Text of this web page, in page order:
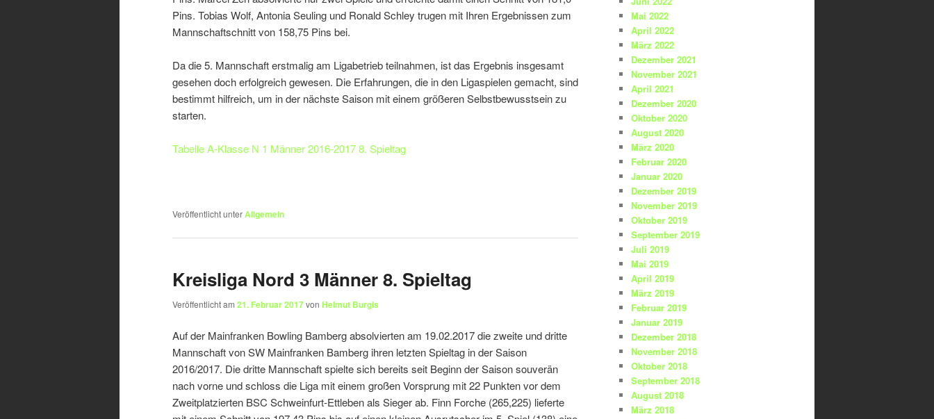
Pins. Tobias Wolf, Antonia Seuling und Ronald Schley trugen mit Ihren Ergebnissen zum
Mannschaftschnitt von 158,75 Pins bei.
Da die 5. Mannschaft erstmalig am Ligabetrieb teilnahmen, ist das Ergebnis insgesamt
gesehen doch erfolgreich gewesen. Die Erfahrungen, die in den Ligaspielen gemacht, sind
bestimmt hilfreich, um in der nächste Saison mit einem größeren Selbstbewusstsein zu
starten.
Tabelle A-Klasse N 1 Männer 2016-2017 8. Spieltag
Veröffentlicht unterAllgemein
Kreisliga Nord 3 Männer 8. Spieltag
Veröffentlicht am 21. Februar 2017von Helmut Burgis
Auf der Mainfranken Bowling Bamberg absolvierten am 19.02.2017 die zweite und dritte
Mannschaft von SW Mainfranken Bamberg ihren letzten Spieltag in der Saison
2016/2017. Die dritte Mannschaft spielte sich bereits seit Beginn der Saison souverän
nach vorne und schloss die Liga mit einem großen Vorsprung mit 22 Punkten vor dem
Zweitplatzierten BSC Schweinfurt-Ettleben als Sieger ab. Finn Forche (265,225) lieferte
Mai 2022
April 2022
März 2022
Dezember 2021
November 2021
April 2021
Dezember 2020
Oktober 2020
August 2020
März 2020
Februar 2020
Januar 2020
Dezember 2019
November 2019
Oktober 2019
September 2019
Juli 2019
Mai 2019
April 2019
März 2019
Februar 2019
Januar 2019
Dezember 2018
November 2018
Oktober 2018
September 2018
August 2018
März 2018